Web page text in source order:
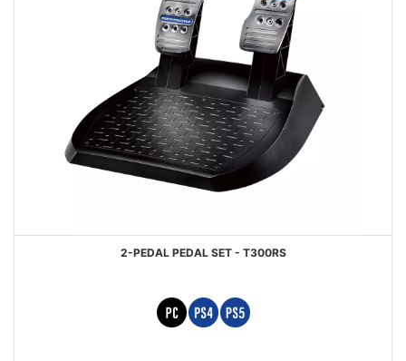
2-PEDAL PEDAL SET - T300RS